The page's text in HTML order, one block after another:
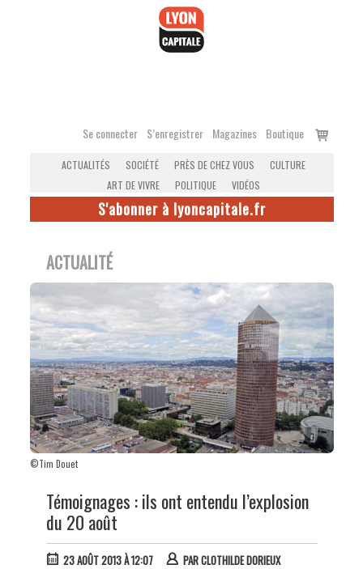
Se connecter S’enregistrer Magazines Boutique
Voir
ACTUALITÉS SOCIÉTÉ PRÈS DE CHEZ VOUS
CULTURE
ART DE VIVRE
POLITIQUE VIDÉOS
S'abonner à lyoncapitale.fr
ACTUALITÉ
©Tim Douet
Témoignages : ils ont entendu l’explosion
du 20 août
23 AOÛT 2013 À 12:07 PARCLOTHILDE DORIEUX